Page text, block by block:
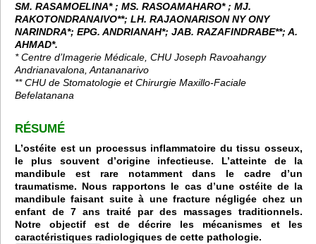
SM. RASAMOELINA* ; MS. RASOAMAHARO* ; MJ.
RAKOTONDRANAIVO**; LH. RAJAONARISON NY ONY
NARINDRA*; EPG. ANDRIANAH*; JAB. RAZAFINDRABE**; A.
AHMAD*.
* Centre d’Imagerie Médicale, CHU Joseph Ravoahangy
Andrianavalona, Antananarivo
** CHU de Stomatologie et Chirurgie Maxillo-Faciale
Befelatanana
RÉSUMÉ
L’ostéite est un processus inflammatoire du tissu osseux,
le plus souvent d’origine infectieuse. L’atteinte de la
mandibule est rare notamment dans le cadre d’un
traumatisme. Nous rapportons le cas d’une ostéite de la
mandibule faisant suite à une fracture négligée chez un
enfant de 7 ans traité par des massages traditionnels.
Notre objectif est de décrire les mécanismes et les
caractéristiques radiologiques de cette pathologie.